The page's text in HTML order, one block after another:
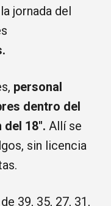
jornada del
personal
dentro del
18". Allí se
sin licencia
39, 35, 27, 31,